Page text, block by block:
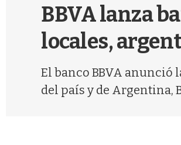
BBVA lanza
locales,
El banco BBVA anunció
del país y de Argentina,